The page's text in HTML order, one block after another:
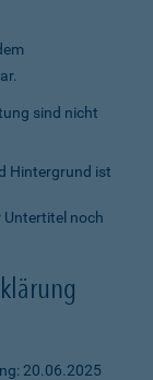
sind nicht
Hintergrund ist
Untertitel noch
20.06.2025